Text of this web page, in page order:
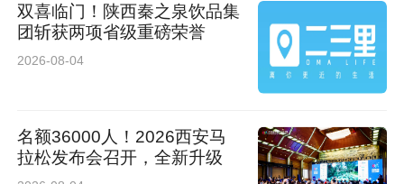
双喜临门！陕西秦之泉饮品集
团斩获两项省级重磅荣誉
2026-08-04
名额36000人！2026西安马
拉松发布会召开，全新升级